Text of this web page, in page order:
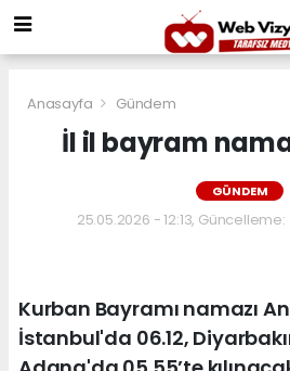
Anasayfa Gündem
İl il bayram
GÜNDEM
25.05.2026 - 12:13,
Kurban Bayramı namazı
İstanbul'da 06.12,